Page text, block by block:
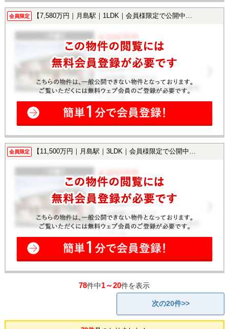
会員限定 【7,580万円｜月島駅｜1LDK｜会員様限定で公開中！】
会員限定 【11,500万円｜月島駅｜3LDK｜会員様限定で公開中！】
78件中1～20件を表示
次の20件>>